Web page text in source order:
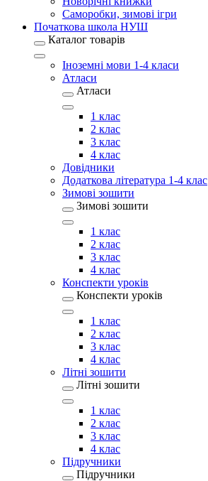
Саморобки, зимові ігри
Початкова школа НУШ
Каталог товарів
Іноземні мови 1-4 класи
Атласи
Атласи
1 клас
2 клас
3 клас
4 клас
Довідники
Додаткова література 1-4 клас
Зимові зошити
Зимові зошити
1 клас
2 клас
3 клас
4 клас
Конспекти уроків
Конспекти уроків
1 клас
2 клас
3 клас
4 клас
Літні зошити
Літні зошити
1 клас
2 клас
3 клас
4 клас
Підручники
Підручники